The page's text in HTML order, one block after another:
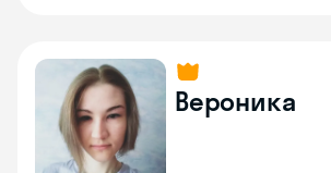
Вероника